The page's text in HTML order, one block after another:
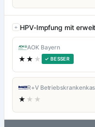
HPV-Impfung mit
AOK Bayern
★★ ★ ✓ BESSER
R+V
★ ★★